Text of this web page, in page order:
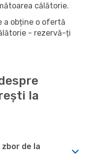
călătorie.
a obține o ofertă
- rezervă-ți
la
de la